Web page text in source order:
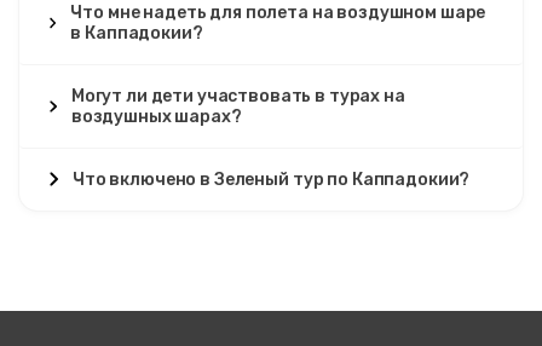
Что мне надеть для полета на воздушном шаре
в Каппадокии?
Могут ли дети участвовать в турах на
воздушных шарах?
Что включено в Зеленый тур по Каппадокии?